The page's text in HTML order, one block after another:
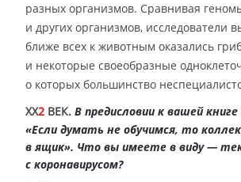
разных организмов. Сравнивая
и других организмов, исследователи
ближе всех к животным оказались
и некоторые своеобразные
о которых большинство
XX2 ВЕК. В предисловии к вашей
«Если думать не обучимся, то
в ящик». Что вы имеете в виду —
с коронавирусом?